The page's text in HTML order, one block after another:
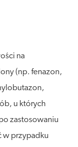
na
(np. fenazon,
u których
zastosowaniu
w przypadku